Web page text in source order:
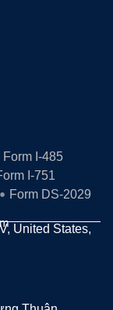
Form I-485
I-751
Form DS-2029
United States,